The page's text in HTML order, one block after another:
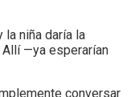
la niña daría la
—ya esperarían
conversar